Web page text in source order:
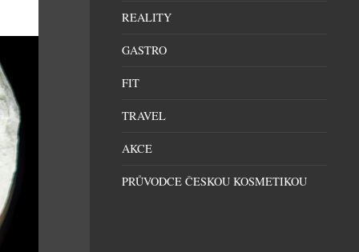
REALITY
GASTRO
FIT
TRAVEL
AKCE
PRŮVODCE ČESKOU KOSMETIKOU